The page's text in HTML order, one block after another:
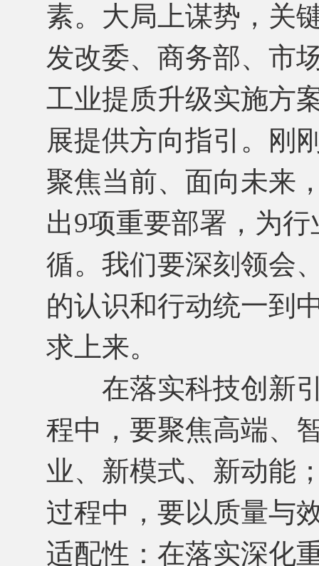
素。大局上谋势，关
发改委、商务部、市
工业提质升级实施方
展提供方向指引。刚
聚焦当前、面向未来
出9项重要部署，为
循。我们要深刻领会
的认识和行动统一到
求上来。
在落实科技创新引
程中，要聚焦高端、
业、新模式、新动能
过程中，要以质量与
适配性：在落实深化